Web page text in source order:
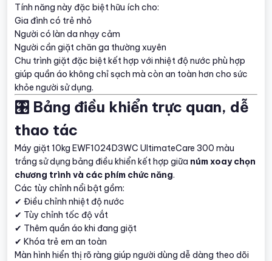
Tính năng này đặc biệt hữu ích cho:
Gia đình có trẻ nhỏ
Người có làn da nhạy cảm
Người cần giặt chăn ga thường xuyên
Chu trình giặt đặc biệt kết hợp với nhiệt độ nước phù hợp
giúp quần áo không chỉ sạch mà còn an toàn hơn cho sức
khỏe người sử dụng.
🎛️ Bảng điều khiển trực quan, dễ
thao tác
Máy giặt 10kg EWF1024D3WC UltimateCare 300 màu
trắng sử dụng bảng điều khiển kết hợp giữa núm xoay chọn
chương trình và các phím chức năng.
Các tùy chỉnh nổi bật gồm:
✔ Điều chỉnh nhiệt độ nước
✔ Tùy chỉnh tốc độ vắt
✔ Thêm quần áo khi đang giặt
✔ Khóa trẻ em an toàn
Màn hình hiển thị rõ ràng giúp người dùng dễ dàng theo dõi